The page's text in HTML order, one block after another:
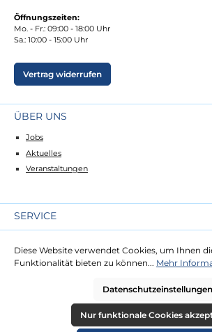
Öffnungszeiten:
Mo. - Fr.: 09:00 - 18:00 Uhr
Sa.: 10:00 - 15:00 Uhr
Vertrag widerrufen
ÜBER UNS
Jobs
Aktuelles
Veranstaltungen
SERVICE
Lieferung
Zahlung
RECHTLICHES
Diese Website verwendet Cookies, um Ihnen
Funktionalität bieten zu können... Mehr
Datenschutzeinstellungen
Nur funktionale Cookies